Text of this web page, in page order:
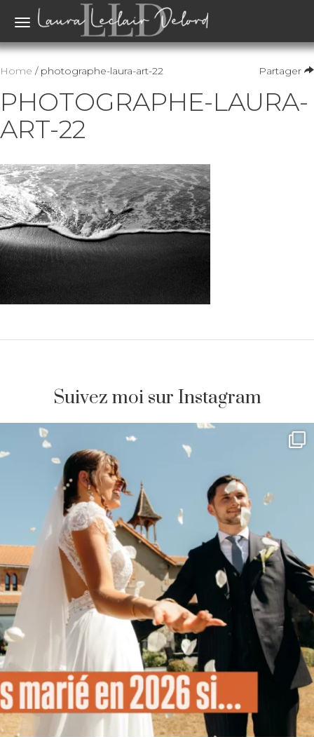
Toggle
Partager
Home / photographe-laura-art-22
PHOTOGRAPHE-LAURA-
ART-22
Suivez moi sur Instagram